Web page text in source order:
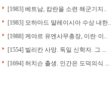
[1983] 베트남, 캄란을 소련 해군기지..
[1983] 모하마드 말레이시아 수상 내한..
[1988] 케야르 유엔사무총장, 이란·이..
[1554] 빌리칸 사망. 독일 신학자. 그 ...
[1694] 허치슨 출생. 인간은 도덕의식 ...